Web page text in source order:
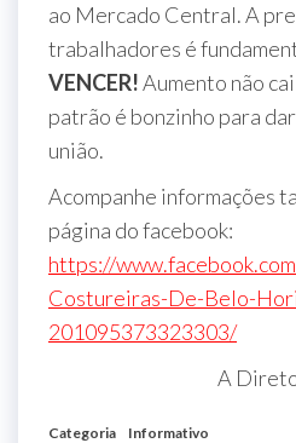
ao Mercado Central. A
trabalhadores é
VENCER!Aumento não
patrão é bonzinho para
união.
Acompanhe informações
página do facebook:
https://
Costureiras-De-Belo-
201095373323303/
A
Categoria Informativo